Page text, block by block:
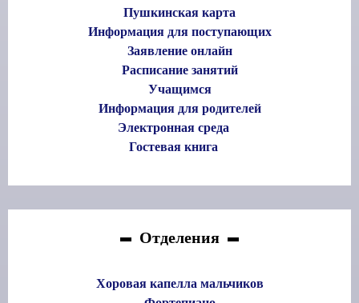
Пушкинская карта
Информация для поступающих
Заявление онлайн
Расписание занятий
Учащимся
Информация для родителей
Электронная среда
Гостевая книга
Отделения
Хоровая капелла мальчиков